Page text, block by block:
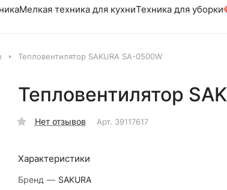
Мелкая техника для кухниТехника для уборки
Тепловентилятор SAKURA SA-0500W
Тепловентилятор
Нет отзывов Арт. 39117617
Характеристики
Бренд — SAKURA